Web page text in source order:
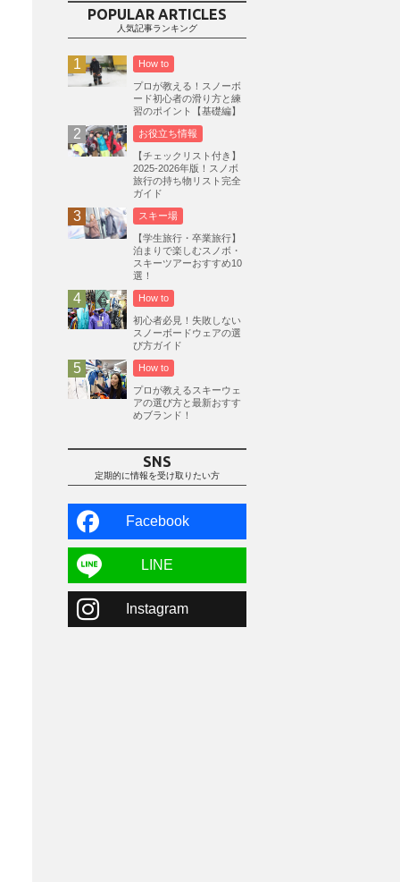
戸狩温泉スキー場 2
Hakuba47 1
つがいけマウンテンリゾート
舞子スノーリゾート
軽井沢プリンスホテルスキー場
白馬岩岳スノーフィールド 9
エイブル白馬五竜 5
群馬みなかみほうだいぎスキー場
ハンターマウンテン塩原
グランスノー奥伊吹 1
3
FUSO SKI & BOOTS TUNE
SAJ 4 株式会社アルペン 4
札幌 1
キャンペーン 5 全国旅行支援
長野 16 朝発日帰り 8
夏のアウトドア
JRSKI 2
よませ温泉 3 X-JAM高井富士 3
北志賀小丸山
ゴールデンウィーク 1
春スキー 栃木県
マイカー派 8 学生＆卒業旅行 5
JSBA 竜王スキーパーク
POPULAR ARTICLES
人気記事ランキング
How to
プロが教える！スノーボ
ード初心者の滑り方と練
習のポイント【基礎編】
お役立ち情報
【チェックリスト付き】
2025-2026年版！スノボ
旅行の持ち物リスト完全
ガイド
スキー場
【学生旅行・卒業旅行】
泊まりで楽しむスノボ・
スキーツアーおすすめ10
選！
How to
初心者必見！失敗しない
スノーボードウェアの選
び方ガイド
How to
プロが教えるスキーウェ
アの選び方と最新おすす
めブランド！
SNS
定期的に情報を受け取りたい方
Facebook
LINE
Instagram